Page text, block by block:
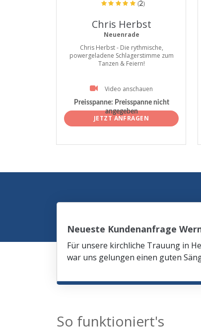
(2)
Chris Herbst
Neuenrade
Chris Herbst - Die rythmische,
powergeladene Schlagerstimme zum
Tanzen & Feiern!
Video anschauen
Preisspanne: Preisspanne nicht
angegeben
JETZT ANFRAGEN
Neueste Kundenanfrage
Für unsere kirchliche Trauung in
war uns gelungen einen guten
So funktioniert's